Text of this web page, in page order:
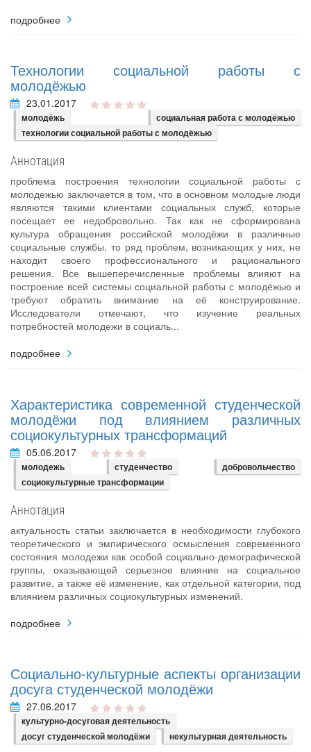
подробнее
Технологии социальной работы с
молодёжью
23.01.2017
молодёжь
социальная работа с молодёжью
технологии социальной работы с молодёжью
Аннотация
проблема построения технологии социальной работы с
молодежью заключается в том, что в основном молодые люди
являются такими клиентами социальных служб, которые
посещает ее недобровольно. Так как не сформирована
культура обращения российской молодёжи в различные
социальные службы, то ряд проблем, возникающих у них, не
находит своего профессионального и рационального
решения. Все вышеперечисленные проблемы влияют на
построение всей системы социальной работы с молодёжью и
требуют обратить внимание на её конструирование.
Исследователи отмечают, что изучение реальных
потребностей молодежи в социаль...
подробнее
Характеристика современной студенческой
молодёжи под влиянием различных
социокультурных трансформаций
05.06.2017
молодежь студенчество
добровольчество
социокультурные трансформации
Аннотация
актуальность статьи заключается в необходимости глубокого
теоретического и эмпирического осмысления современного
состояния молодежи как особой социально-демографической
группы, оказывающей серьезное влияние на социальное
развитие, а также её изменение, как отдельной категории, под
влиянием различных социокультурных изменений.
подробнее
Социально-культурные аспекты организации
досуга студенческой молодёжи
27.06.2017
культурно-досуговая деятельность
досуг студенческой молодёжи
некультурная деятельность